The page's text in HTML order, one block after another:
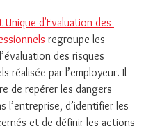
Unique d'Evaluation des
regroupe les
des risques
réalisée par l’employeur. Il
de repérer les dangers
l’entreprise, d’identifier les
et de définir les actions